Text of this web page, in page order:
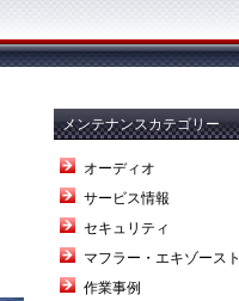
メンテナンスカテゴリー
オーディオ
サービス情報
セキュリティ
マフラー・エキゾースト
作業事例